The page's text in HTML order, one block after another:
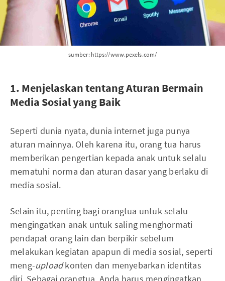
sumber: https://www.pexels.com/
1. Menjelaskan tentang Aturan Bermain
Media Sosial yang Baik
Seperti dunia nyata, dunia internet juga punya
aturan mainnya. Oleh karena itu, orang tua harus
memberikan pengertian kepada anak untuk selalu
mematuhi norma dan aturan dasar yang berlaku di
media sosial.
Selain itu, penting bagi orangtua untuk selalu
mengingatkan anak untuk saling menghormati
pendapat orang lain dan berpikir sebelum
melakukan kegiatan apapun di media sosial, seperti
meng-uploadkonten dan menyebarkan identitas
diri. Sebagai orangtua, Anda harus mengingatkan